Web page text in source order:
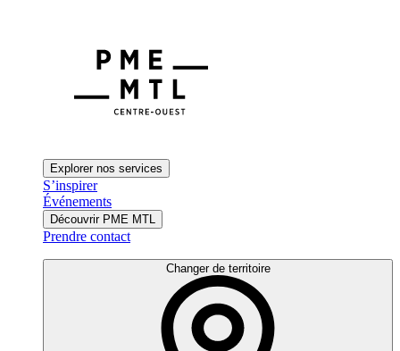
Explorer nos services
S’inspirer
Événements
Découvrir PME MTL
Prendre contact
Changer de territoire